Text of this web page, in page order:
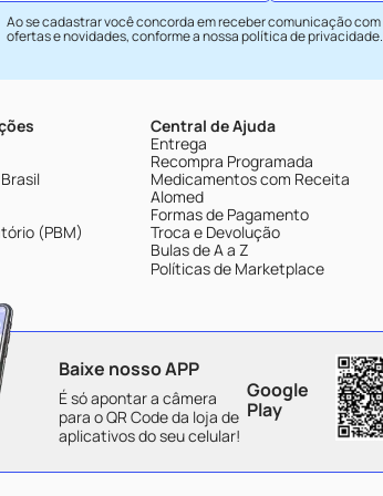
Ao se cadastrar você concorda em receber comunicação com
ofertas e novidades, conforme a nossapolítica de privacidade.
(PBM)
Central de Ajuda
Entrega
Recompra Programada
Medicamentos com Receita
Alomed
Formas de Pagamento
Troca e Devolução
Bulas de A a Z
Políticas de Marketplace
Baixe nosso APP
É só apontar a câmera
para o QR Code da loja de
aplicativos do seu celular!
Google
Play